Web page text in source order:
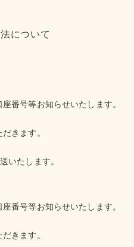
について
番号等お知らせいたします。
きます。
いたします。
番号等お知らせいたします。
きます。